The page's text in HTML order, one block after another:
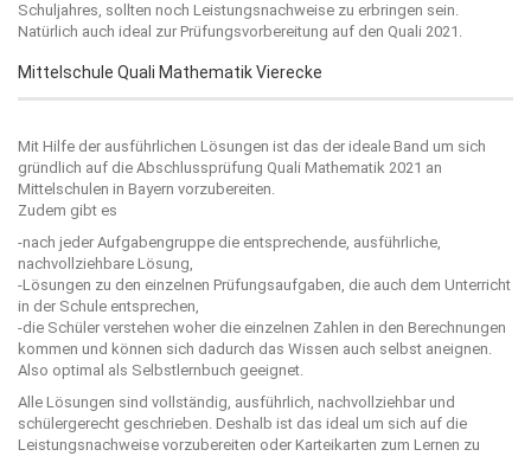
Schuljahres, sollten noch Leistungsnachweise zu erbringen sein.
Natürlich auch ideal zur Prüfungsvorbereitung auf den Quali 2021.
Mittelschule Quali Mathematik Vierecke
Mit Hilfe der ausführlichen Lösungen ist das der ideale Band um sich
gründlich auf die Abschlussprüfung Quali Mathematik 2021 an
Mittelschulen in Bayern vorzubereiten.
Zudem gibt es
-nach jeder Aufgabengruppe die entsprechende, ausführliche,
nachvollziehbare Lösung,
-Lösungen zu den einzelnen Prüfungsaufgaben, die auch dem Unterricht
in der Schule entsprechen,
-die Schüler verstehen woher die einzelnen Zahlen in den Berechnungen
kommen und können sich dadurch das Wissen auch selbst aneignen.
Also optimal als Selbstlernbuch geeignet.
Alle Lösungen sind vollständig, ausführlich, nachvollziehbar und
schülergerecht geschrieben. Deshalb ist das ideal um sich auf die
Leistungsnachweise vorzubereiten oder Karteikarten zum Lernen zu